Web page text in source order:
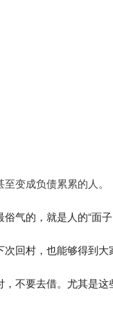
变成负债累累的人。
气的，就是人的“面子
回村，也能够得到大
不要去借。尤其是这